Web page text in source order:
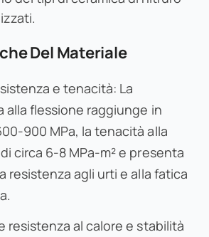
Del Materiale
e tenacità: La
alla flessione raggiunge in
900 MPa, la tenacità alla
circa 6-8 MPa-m² e presenta
resistenza agli urti e alla fatica
resistenza al calore e stabilità